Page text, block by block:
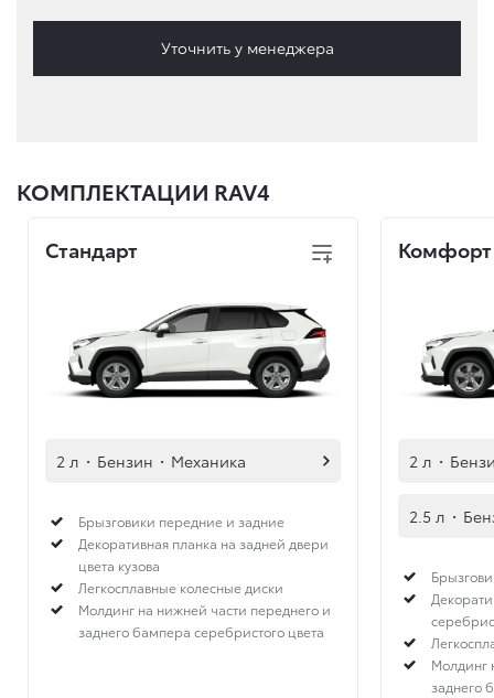
Уточнить у менеджера
КОМПЛЕКТАЦИИ RAV4
Стандарт
2 л · Бензин · Механика
Брызговики передние и задние
Декоративная планка на задней двери
цвета кузова
Легкосплавные колесные диски
Молдинг на нижней части переднего и
заднего бампера серебристого цвета
Комфорт
2 л ·
2.5 л ·
Молдинг
заднего